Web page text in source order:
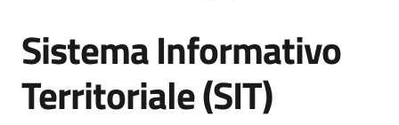
Novità
Servizi
Sistema Informativo
Territoriale (SIT)